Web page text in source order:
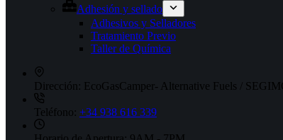
Adhesión y sellado
Adhesivos y Selladores
Tratamiento Previo
Taller de Química
Dirección: EcoGasCamper- Alternative Fuels /
Teléfono: +34 938 616 339